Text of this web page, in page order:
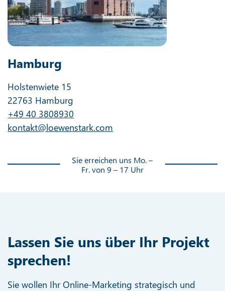
Hamburg
Holstenwiete 15
22763 Hamburg
+49 40 3808930
kontakt@loewenstark.com
Sie erreichen uns Mo. –
Fr. von 9 – 17 Uhr
Lassen Sie uns über Ihr Projekt
sprechen!
Sie wollen Ihr Online-Marketing strategisch und